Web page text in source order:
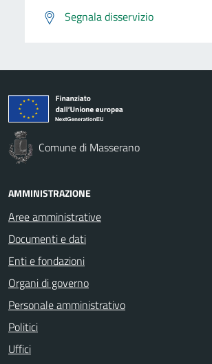
Segnala disservizio
Comune di Masserano
AMMINISTRAZIONE
Aree amministrative
Documenti e dati
Enti e fondazioni
Organi di governo
Personale amministrativo
Politici
Uffici